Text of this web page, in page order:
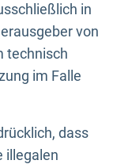
in
von
technisch
im Falle
dass
illegalen